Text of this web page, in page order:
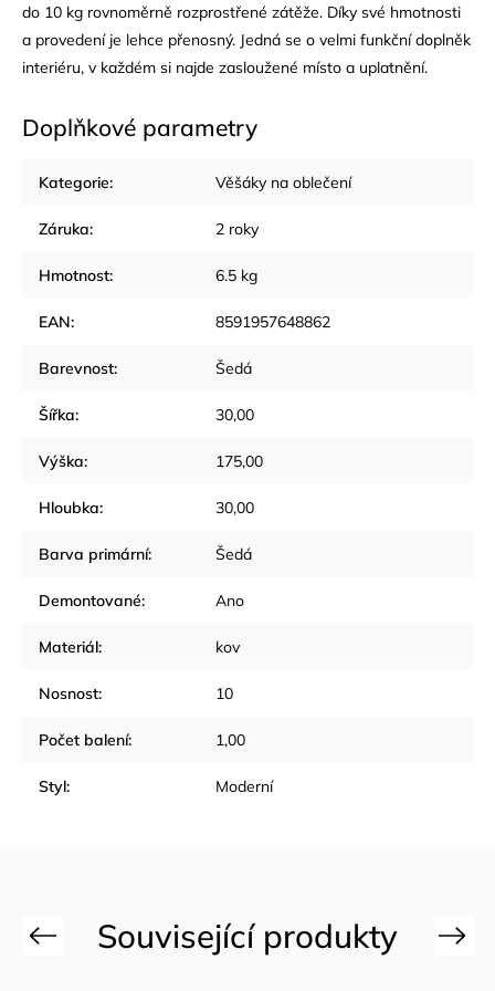
do 10 kg rovnoměrně rozprostřené zátěže. Díky své hmotnosti
a provedení je lehce přenosný. Jedná se o velmi funkční doplněk
interiéru, v každém si najde zasloužené místo a uplatnění.
Doplňkové parametry
Kategorie: Věšáky na oblečení
Záruka: 2 roky
Hmotnost: 6.5 kg
EAN: 8591957648862
Barevnost: Šedá
Šířka: 30,00
Výška: 175,00
Hloubka: 30,00
Barva primární: Šedá
Demontované: Ano
Materiál: kov
Nosnost: 10
Počet balení: 1,00
Styl: Moderní
Previous Next